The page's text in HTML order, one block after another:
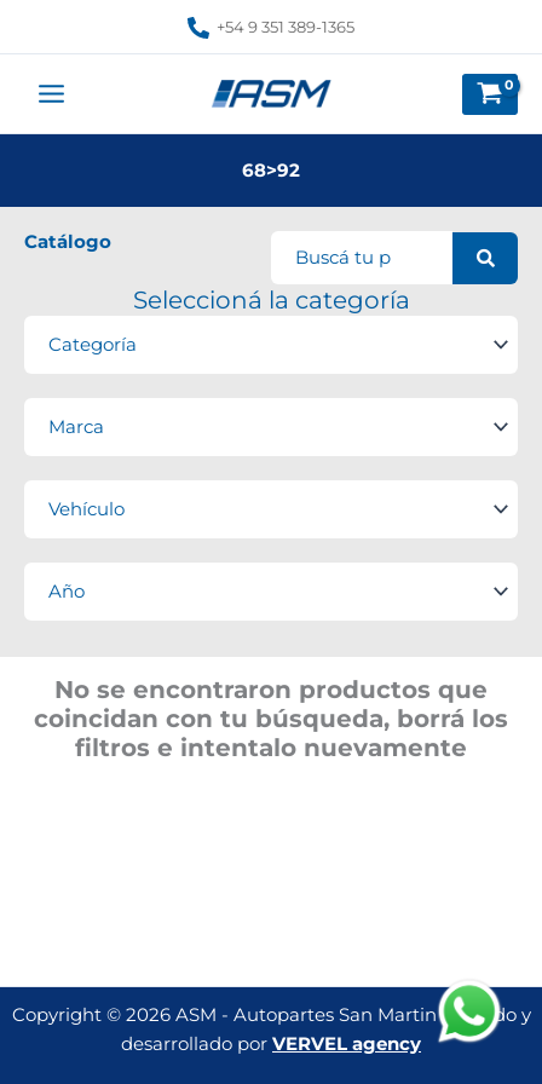
+54 9 351 389-1365
68>92
Catálogo
Seleccioná la categoría
No se encontraron productos que
coincidan con tu búsqueda, borrá los
filtros e intentalo nuevamente
Copyright © 2026 ASM - Autopartes San Martin | Creado y
desarrollado por VERVEL agency